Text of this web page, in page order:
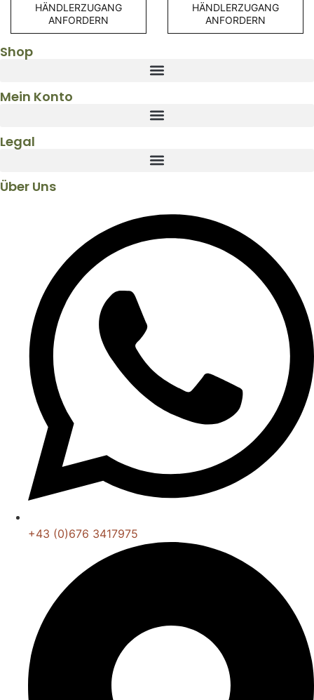
HÄNDLERZUGANG
ANFORDERN
HÄNDLERZUGANG
ANFORDERN
Shop
Mein Konto
Legal
Über Uns
+43 (0)676 3417975